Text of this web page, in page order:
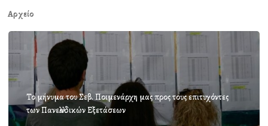
Αρχείο
Το μήνυμα του Σεβ. Ποιμενάρχη μας προς τους επιτυχόντες
των Πανελλαδικών Εξετάσεων